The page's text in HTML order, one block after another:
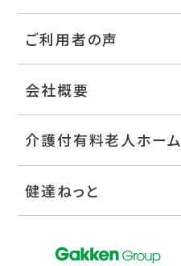
ご利用者の声
会社概要
介護付有料老人ホーム
健達ねっと